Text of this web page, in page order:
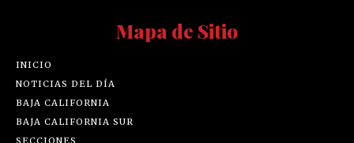
Mapa de Sitio
INICIO
NOTICIAS DEL DÍA
BAJA CALIFORNIA
BAJA CALIFORNIA SUR